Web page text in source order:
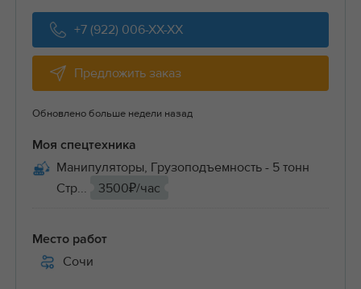
+7 (922) 006-XX-XX
Предложить заказ
Обновлено больше недели назад
Моя спецтехника
Манипуляторы, Грузоподъемность - 5 тонн
Стр...
3500₽/час
Место работ
Сочи